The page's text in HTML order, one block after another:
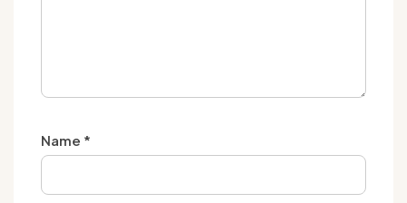
Name *